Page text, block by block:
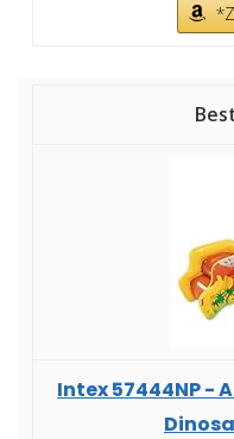
Intex 57444NP -